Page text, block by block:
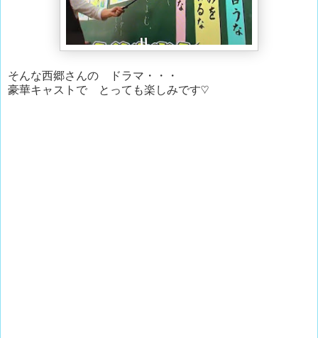
そんな西郷さんの ドラマ・・・
豪華キャストで とっても楽しみです♡